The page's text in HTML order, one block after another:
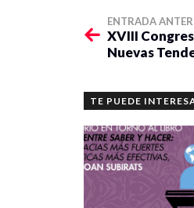
ENTRADA
XVIII
Nuevas
TE PUEDE